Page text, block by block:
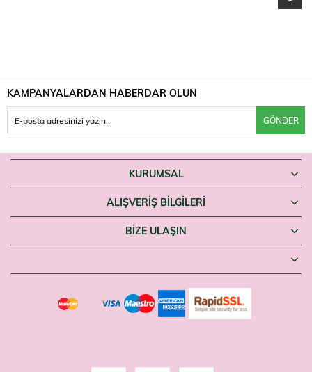
KAMPANYALARDAN HABERDAR OLUN
GÖNDER
KURUMSAL
ALIŞVERİŞ BİLGİLERİ
BIZE ULAŞIN